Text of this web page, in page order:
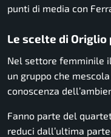
punti di media con
Le scelte di
Nel settore femminile
un gruppo che
conoscenza
Fanno parte del
reduci dall’ultima